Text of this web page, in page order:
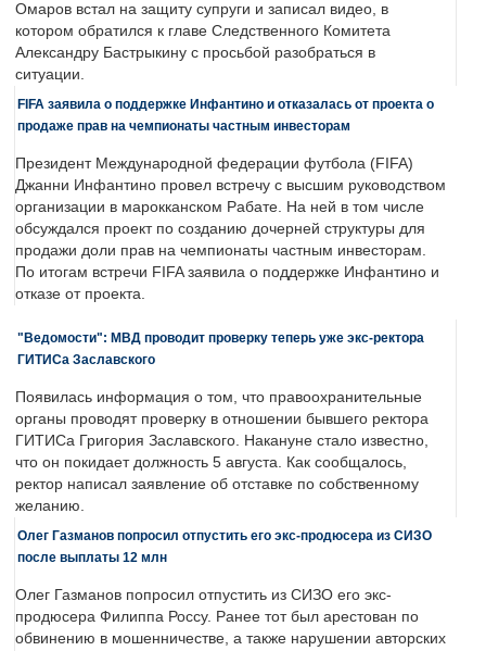
Омаров встал на защиту супруги и записал видео, в
котором обратился к главе Следственного Комитета
Александру Бастрыкину с просьбой разобраться в
ситуации.
FIFA заявила о поддержке Инфантино и отказалась от проекта о
продаже прав на чемпионаты частным инвесторам
Президент Международной федерации футбола (FIFA)
Джанни Инфантино провел встречу с высшим руководством
организации в марокканском Рабате. На ней в том числе
обсуждался проект по созданию дочерней структуры для
продажи доли прав на чемпионаты частным инвесторам.
По итогам встречи FIFA заявила о поддержке Инфантино и
отказе от проекта.
"Ведомости": МВД проводит проверку теперь уже экс-ректора
ГИТИСа Заславского
Появилась информация о том, что правоохранительные
органы проводят проверку в отношении бывшего ректора
ГИТИСа Григория Заславского. Накануне стало известно,
что он покидает должность 5 августа. Как сообщалось,
ректор написал заявление об отставке по собственному
желанию.
Олег Газманов попросил отпустить его экс-продюсера из СИЗО
после выплаты 12 млн
Олег Газманов попросил отпустить из СИЗО его экс-
продюсера Филиппа Россу. Ранее тот был арестован по
обвинению в мошенничестве, а также нарушении авторских